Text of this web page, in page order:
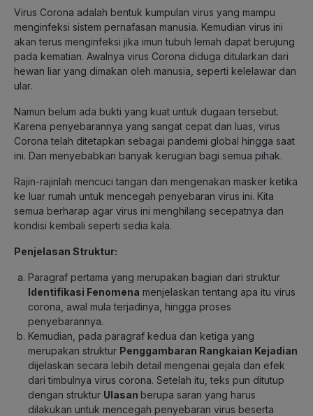
Virus Corona adalah bentuk kumpulan virus yang mampu
menginfeksi sistem pernafasan manusia. Kemudian virus ini
akan terus menginfeksi jika imun tubuh lemah dapat berujung
pada kematian. Awalnya virus Corona diduga ditularkan dari
hewan liar yang dimakan oleh manusia, seperti kelelawar dan
ular.
Namun belum ada bukti yang kuat untuk dugaan tersebut.
Karena penyebarannya yang sangat cepat dan luas, virus
Corona telah ditetapkan sebagai pandemi global hingga saat
ini. Dan menyebabkan banyak kerugian bagi semua pihak.
Rajin-rajinlah mencuci tangan dan mengenakan masker ketika
ke luar rumah untuk mencegah penyebaran virus ini. Kita
semua berharap agar virus ini menghilang secepatnya dan
kondisi kembali seperti sedia kala.
Penjelasan Struktur:
Paragraf pertama yang merupakan bagian dari struktur
Identifikasi Fenomena menjelaskan tentang apa itu virus
corona, awal mula terjadinya, hingga proses
penyebarannya.
Kemudian, pada paragraf kedua dan ketiga yang
merupakan struktur Penggambaran Rangkaian Kejadian
dijelaskan secara lebih detail mengenai gejala dan efek
dari timbulnya virus corona. Setelah itu, teks pun ditutup
dengan struktur Ulasan berupa saran yang harus
dilakukan untuk mencegah penyebaran virus beserta